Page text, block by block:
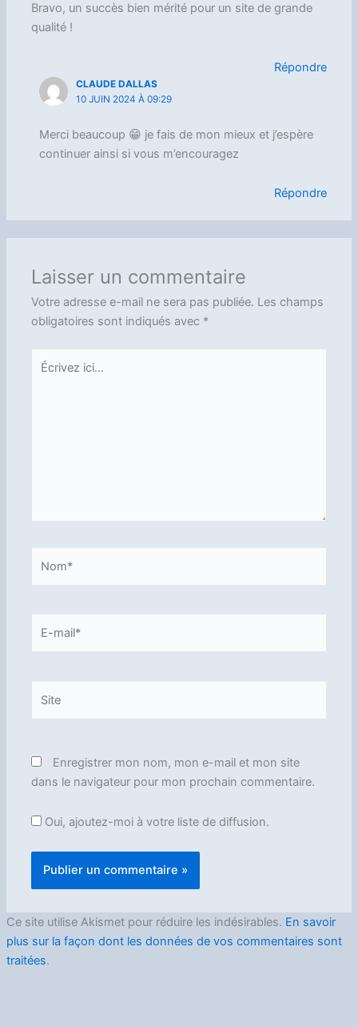
Bravo, un succès bien mérité pour un site de grande
qualité !
Répondre
CLAUDE DALLAS
10 JUIN 2024 À 09:29
Merci beaucoup 😁 je fais de mon mieux et j’espère
continuer ainsi si vous m’encouragez
Répondre
Laisser un commentaire
Votre adresse e-mail ne sera pas publiée. Les champs
obligatoires sont indiqués avec *
Écrivez
ici…
mail*
Enregistrer mon nom, mon e-mail et mon site
dans le navigateur pour mon prochain commentaire.
Oui, ajoutez-moi à votre liste de diffusion.
Ce site utilise Akismet pour réduire les indésirables. En savoir
plus sur la façon dont les données de vos commentaires sont
traitées.